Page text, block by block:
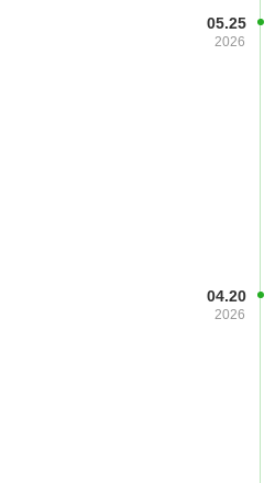
05.25
2026
04.20
2026